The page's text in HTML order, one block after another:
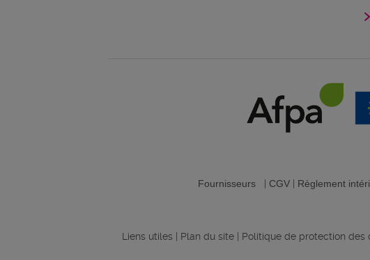
Fournisseurs CGV Règlement
Liens utiles Plan du site Politique de protection des